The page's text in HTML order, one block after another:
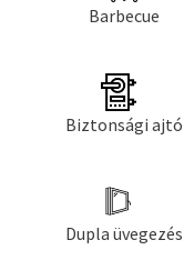
Barbecue
Biztonsági ajtó
Dupla üvegezés